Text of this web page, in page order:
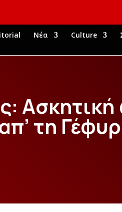
Νέα Culture
Ασκητική
τη